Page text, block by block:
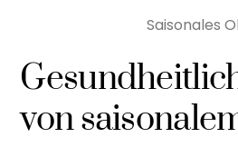
Saisonales
von